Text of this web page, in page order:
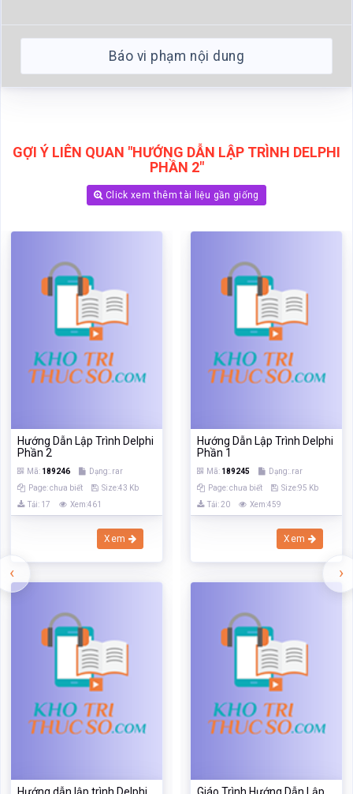
Báo vi phạm nội dung
GỢI Ý LIÊN QUAN "HƯỚNG DẪN LẬP TRÌNH DELPHI
PHẦN 2"
Click xem thêm tài liệu gần giống
Hướng Dẫn Lập Trình Delphi
Phần 2
Mã: 189246
Dạng:.rar
Page: chưa biết
Size:43 Kb
Tải: 17
Xem:461
Xem
Hướng dẫn lập trình Delphi
Hướng Dẫn Lập Trình Delphi
Phần 1
Mã: 189245
Dạng:.rar
Page: chưa biết
Size:95 Kb
Tải: 20
Xem:459
Xem
Giáo Trình Hướng Dẫn Lập
‹ ›